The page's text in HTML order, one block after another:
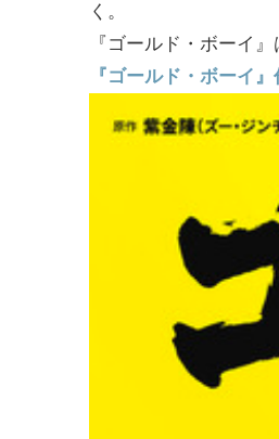
く。
『ゴールド・ボーイ
『ゴールド・ボーイ